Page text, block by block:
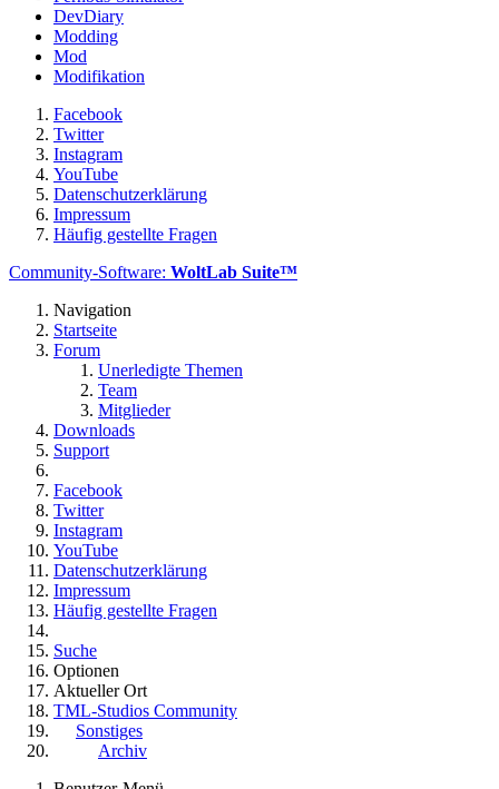
DevDiary
Modding
Mod
Modifikation
Facebook
Twitter
Instagram
YouTube
Datenschutzerklärung
Impressum
Häufig gestellte Fragen
Community-Software: WoltLab Suite™
Navigation
Startseite
Forum
Unerledigte Themen
Team
Mitglieder
Downloads
Support
Facebook
Twitter
Instagram
YouTube
Datenschutzerklärung
Impressum
Häufig gestellte Fragen
Suche
Optionen
Aktueller Ort
TML-Studios Community
Sonstiges
Archiv